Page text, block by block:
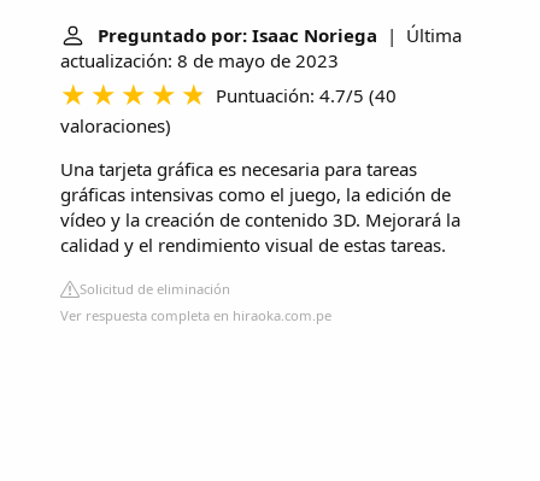
Preguntado por: Isaac Noriega | Última
actualización: 8 de mayo de 2023
Puntuación: 4.7/5 (40
valoraciones)
Una tarjeta gráfica es necesaria para tareas
gráficas intensivas como el juego, la edición de
vídeo y la creación de contenido 3D. Mejorará la
calidad y el rendimiento visual de estas tareas.
Solicitud de eliminación
Ver respuesta completa en hiraoka.com.pe